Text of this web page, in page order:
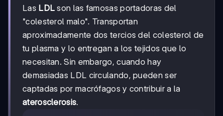
Las LDL son las famosas portadoras del
"colesterol malo". Transportan
aproximadamente dos tercios del colesterol de
tu plasma y lo entregan a los tejidos que lo
necesitan. Sin embargo, cuando hay
demasiadas LDL circulando, pueden ser
captadas por macrófagos y contribuir a la
aterosclerosis.